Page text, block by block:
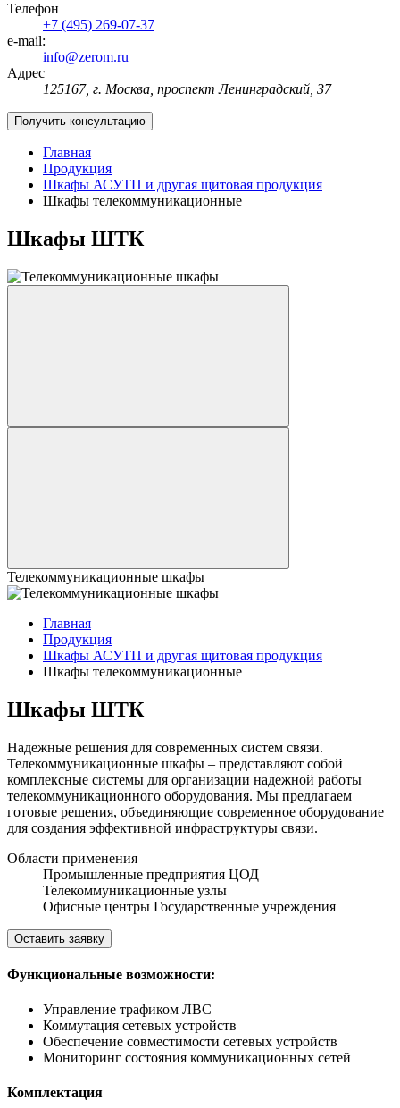
Телефон
+7 (495) 269-07-37
e-mail:
info@zerom.ru
Адрес
125167, г. Москва, проспект Ленинградский, 37
Получить консультацию
Главная
Продукция
Шкафы АСУТП и другая щитовая продукция
Шкафы телекоммуникационные
Шкафы ШТК
Телекоммуникационные шкафы
Главная
Продукция
Шкафы АСУТП и другая щитовая продукция
Шкафы телекоммуникационные
Шкафы ШТК
Надежные решения для современных систем связи.
Телекоммуникационные шкафы – представляют собой
комплексные системы для организации надежной работы
телекоммуникационного оборудования. Мы предлагаем
готовые решения, объединяющие современное оборудование
для создания эффективной инфраструктуры связи.
Области применения
Промышленные предприятия ЦОД
Телекоммуникационные узлы
Офисные центры Государственные учреждения
Оставить заявку
Функциональные возможности:
Управление трафиком ЛВС
Коммутация сетевых устройств
Обеспечение совместимости сетевых устройств
Мониторинг состояния коммуникационных сетей
Комплектация